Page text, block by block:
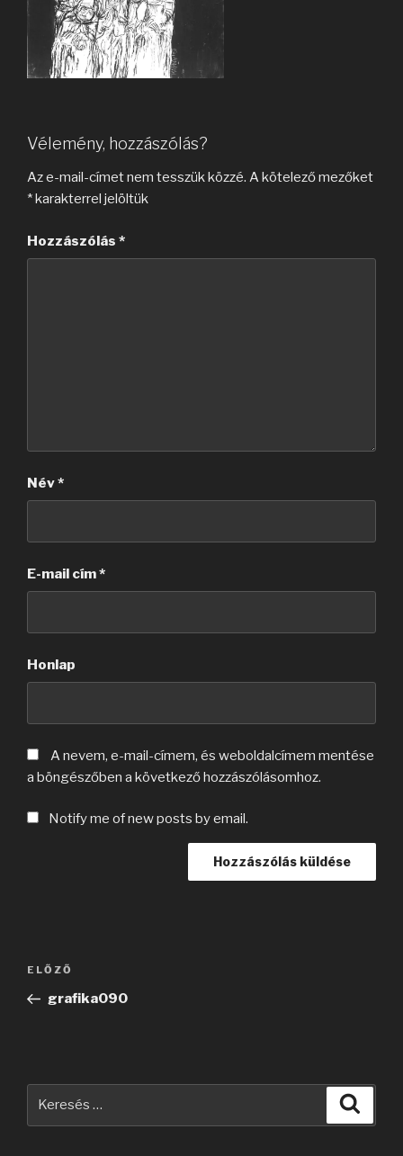
Vélemény, hozzászólás?
Az e-mail-címet nem tesszük közzé. A kötelező mezőket
*karakterrel jelöltük
Hozzászólás *
Név*
E-mail cím*
Honlap
A nevem, e-mail-címem, és weboldalcímem mentése
a böngészőben a következő hozzászólásomhoz.
Notify me of new posts by email.
Bejegyzés
Korábbi
bejegyzés
ELŐZŐ
grafika090